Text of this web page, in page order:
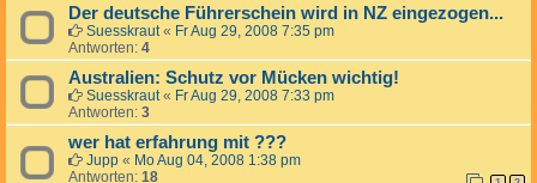
Der deutsche Führerschein wird in NZ eingezogen...
Suesskraut« Fr Aug 29, 2008 7:35 pm
Antworten: 4
Australien: Schutz vor Mücken wichtig!
Suesskraut« Fr Aug 29, 2008 7:33 pm
Antworten: 3
wer hat erfahrung mit ???
Jupp « Mo Aug 04, 2008 1:38 pm
Antworten: 18